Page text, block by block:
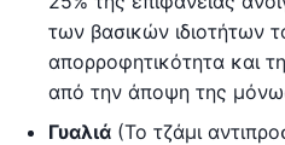
των βασικών ιδιοτήτων
απορροφητικότητα και
από την άποψη της
Γυαλιά (Το τζάμι